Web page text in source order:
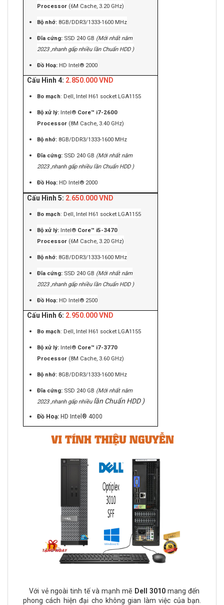
Processor (6M Cache, 3.20 GHz)
Bộ nhớ: 8GB/DDR3/1333-1600 MHz
Đĩa cứng: SSD 240 GB (Mới nhất năm
2023 ,nhanh gấp nhiều lần Chuẩn HDD )
Đồ Hoạ: HD Intel® 2000
Cấu Hình 4: 2.850.000 VND
Bo mạch: Dell, Intel H61 socket LGA1155
Bộ xử lý: Intel® Core™ i7-2600
Processor (8M Cache, 3.40 GHz)
Bộ nhớ: 8GB/DDR3/1333-1600 MHz
Đĩa cứng: SSD 240 GB (Mới nhất năm
2023 ,nhanh gấp nhiều lần Chuẩn HDD )
Đồ Hoạ: HD Intel® 2000
Cấu Hình 5: 2.650.000 VND
Bo mạch: Dell, Intel H61 socket LGA1155
Bộ xử lý: Intel® Core™ i5-3470
Processor (6M Cache, 3.20 GHz)
Bộ nhớ: 8GB/DDR3/1333-1600 MHz
Đĩa cứng: SSD 240 GB (Mới nhất năm
2023 ,nhanh gấp nhiều lần Chuẩn HDD )
Đồ Hoạ: HD Intel® 2500
Cấu Hình 6: 2.950.000 VND
Bo mạch: Dell, Intel H61 socket LGA1155
Bộ xử lý: Intel® Core™ i7-3770
Processor (8M Cache, 3.60 GHz)
Bộ nhớ: 8GB/DDR3/1333-1600 MHz
Đĩa cứng: SSD 240 GB (Mới nhất năm
2023 ,nhanh gấp nhiềulần Chuẩn HDD )
Đồ Hoạ: HD Intel® 4000
Với vẻ ngoài tinh tế và mạnh mẽ Dell 3010mang đến
phong cách hiện đại cho không gian làm việc của bạn.